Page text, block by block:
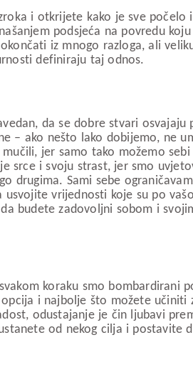
i otkrijete kako je sve počelo
podsjeća na povredu
iz mnogo razloga, ali
definiraju taj odnos.
da se dobre stvari
– ako nešto lako dobijemo, ne
jer samo tako možemo
srce i svoju strast, jer smo
drugima. Sami sebe
vrijednosti koje su po
budete zadovoljni sobom i
koraku smo bombardirani
i najbolje što možete učiniti
odustajanje je čin ljubavi
od nekog cilja i postavite